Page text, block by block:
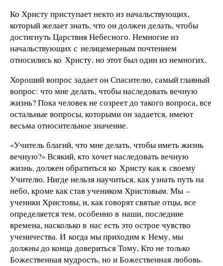
Ко Христу приступает некто из начальствующих,
который желает знать, что он должен делать, чтобы
достигнуть Царствия Небесного. Немногие из
начальствующих с нелицемерным почтением
относились ко Христу, но этот был один из немногих.
Хороший вопрос задает он Спасителю, самый главный
вопрос: что мне делать, чтобы наследовать вечную
жизнь? Пока человек не созреет до такого вопроса, все
остальные вопросы, которыми он задается, имеют
весьма относительное значение.
«Учитель благий, что мне делать, чтобы иметь жизнь
вечную?» Всякий, кто хочет наследовать вечную
жизнь, должен обратиться ко Христу как к своему
Учителю. Нигде нельзя научиться, как узнать путь на
небо, кроме как став учеником Христовым. Мы –
ученики Христовы, и, как говорят святые отцы, все
определяется тем, особенно в наши, последние
времена, насколько в нас есть это острое чувство
ученичества. И когда мы приходим к Нему, мы
должны до конца довериться Тому, Кто не только
Божественная мудрость, но и Божественная любовь.